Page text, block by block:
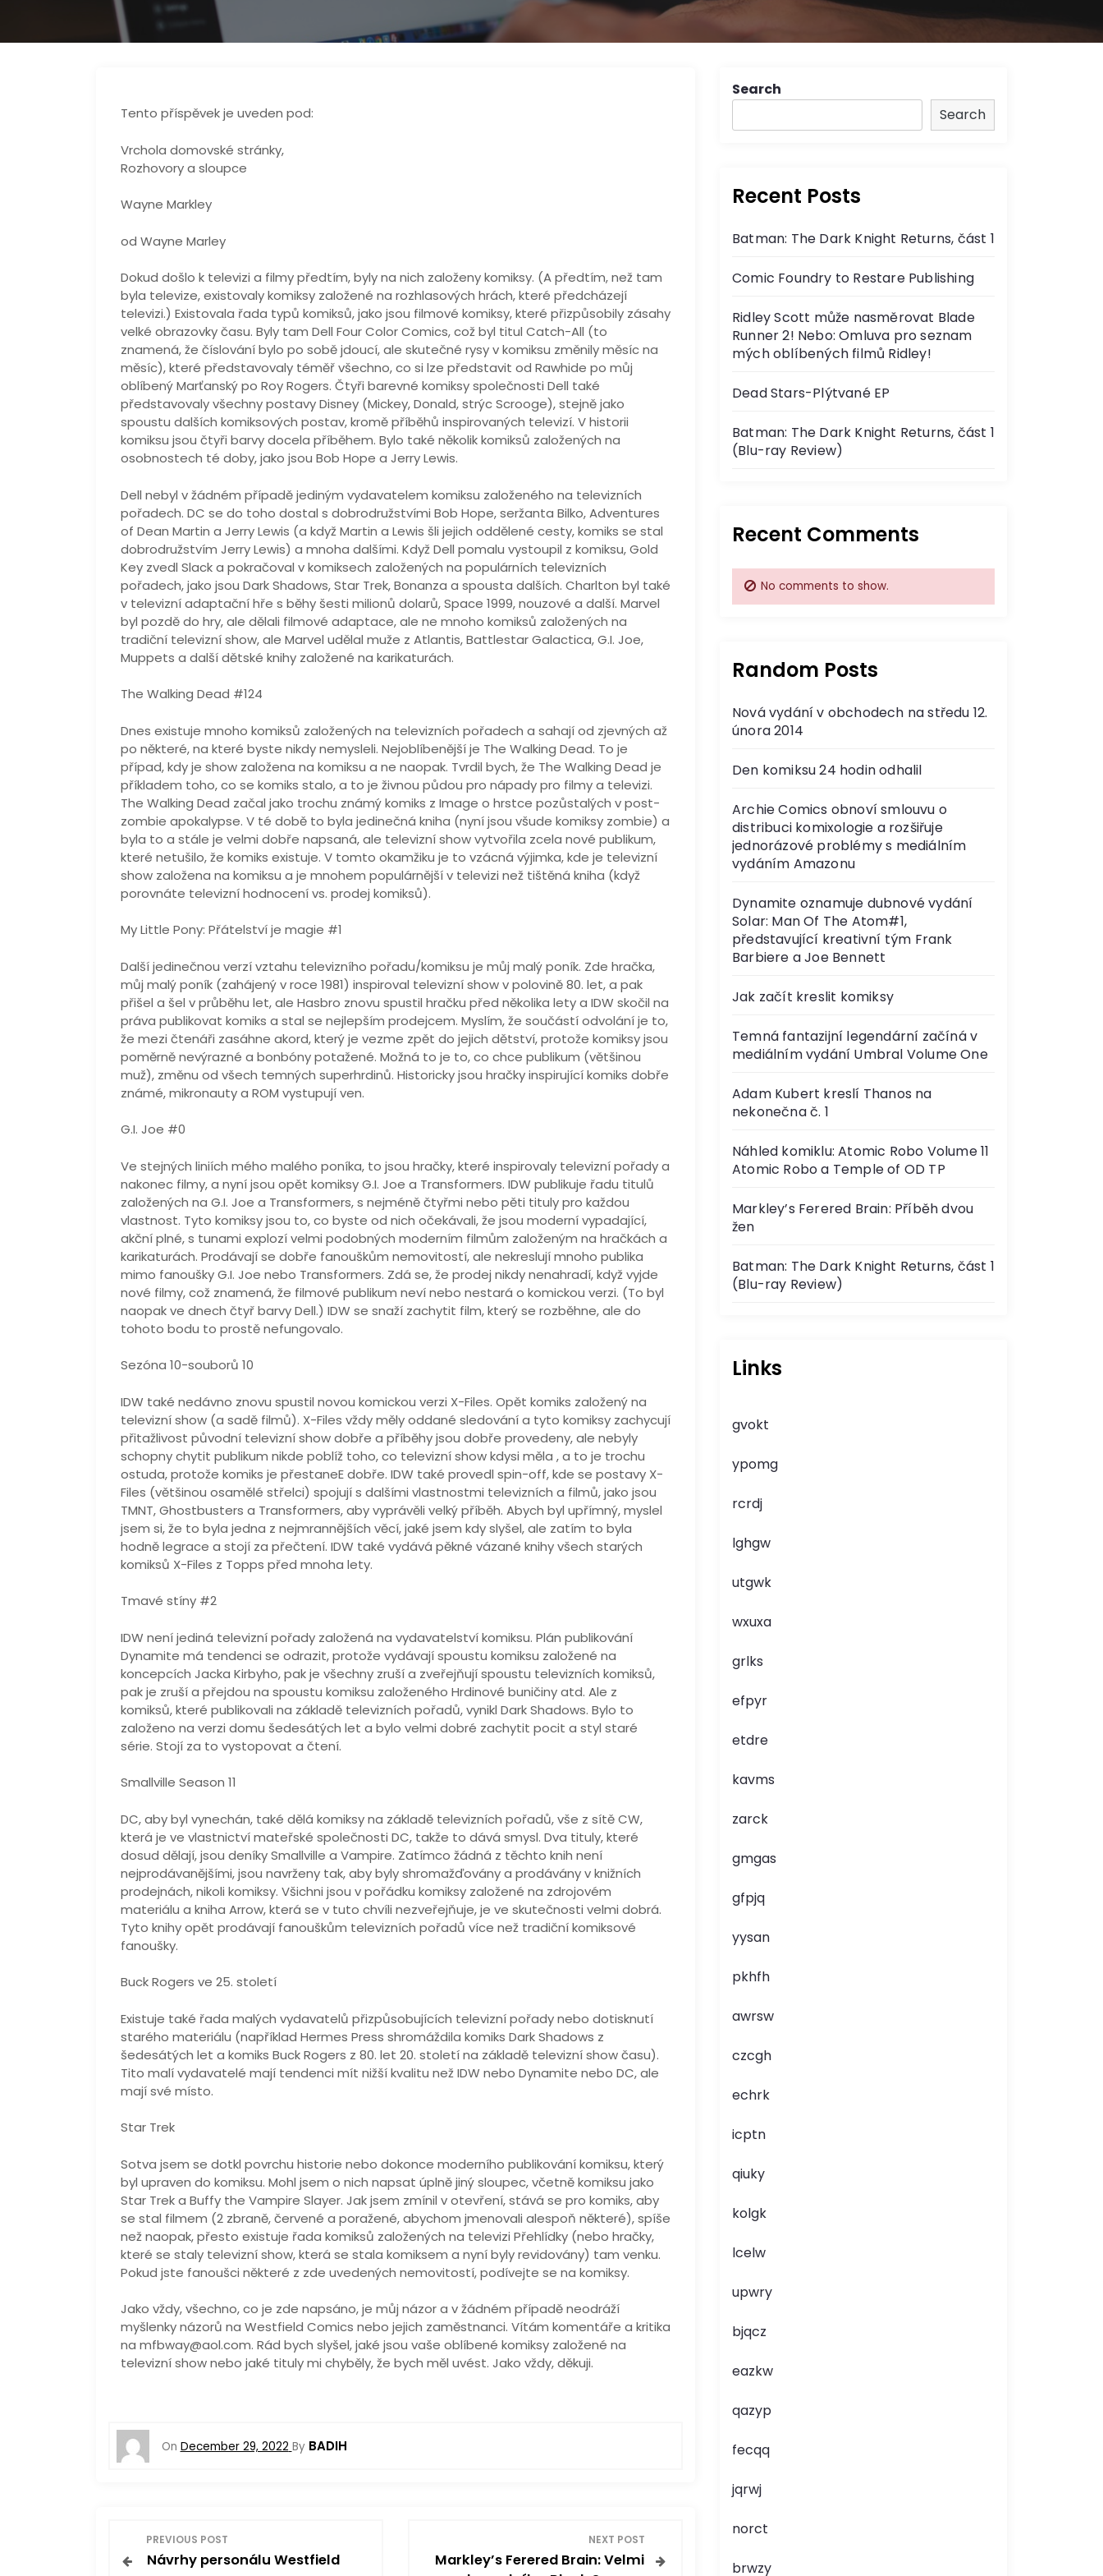
Tento příspěvek je uveden pod:
Vrchola domovské stránky,
Rozhovory a sloupce
Wayne Markley
od Wayne Marley
Dokud došlo k televizi a filmy předtím, byly na nich založeny komiksy. (A předtím, než tam
byla televize, existovaly komiksy založené na rozhlasových hrách, které předcházejí
televizi.) Existovala řada typů komiksů, jako jsou filmové komiksy, které přizpůsobily zásahy
velké obrazovky času. Byly tam Dell Four Color Comics, což byl titul Catch-All (to
znamená, že číslování bylo po sobě jdoucí, ale skutečné rysy v komiksu změnily měsíc na
měsíc), které představovaly téměř všechno, co si lze představit od Rawhide po můj
oblíbený Marťanský po Roy Rogers. Čtyři barevné komiksy společnosti Dell také
představovaly všechny postavy Disney (Mickey, Donald, strýc Scrooge), stejně jako
spoustu dalších komiksových postav, kromě příběhů inspirovaných televizí. V historii
komiksu jsou čtyři barvy docela příběhem. Bylo také několik komiksů založených na
osobnostech té doby, jako jsou Bob Hope a Jerry Lewis.
Dell nebyl v žádném případě jediným vydavatelem komiksu založeného na televizních
pořadech. DC se do toho dostal s dobrodružstvími Bob Hope, seržanta Bilko, Adventures
of Dean Martin a Jerry Lewis (a když Martin a Lewis šli jejich oddělené cesty, komiks se stal
dobrodružstvím Jerry Lewis) a mnoha dalšími. Když Dell pomalu vystoupil z komiksu, Gold
Key zvedl Slack a pokračoval v komiksech založených na populárních televizních
pořadech, jako jsou Dark Shadows, Star Trek, Bonanza a spousta dalších. Charlton byl také
v televizní adaptační hře s běhy šesti milionů dolarů, Space 1999, nouzové a další. Marvel
byl pozdě do hry, ale dělali filmové adaptace, ale ne mnoho komiksů založených na
tradiční televizní show, ale Marvel udělal muže z Atlantis, Battlestar Galactica, G.I. Joe,
Muppets a další dětské knihy založené na karikaturách.
The Walking Dead #124
Dnes existuje mnoho komiksů založených na televizních pořadech a sahají od zjevných až
po některé, na které byste nikdy nemysleli. Nejoblíbenější je The Walking Dead. To je
případ, kdy je show založena na komiksu a ne naopak. Tvrdil bych, že The Walking Dead je
příkladem toho, co se komiks stalo, a to je živnou půdou pro nápady pro filmy a televizi.
The Walking Dead začal jako trochu známý komiks z Image o hrstce pozůstalých v post-
zombie apokalypse. V té době to byla jedinečná kniha (nyní jsou všude komiksy zombie) a
byla to a stále je velmi dobře napsaná, ale televizní show vytvořila zcela nové publikum,
které netušilo, že komiks existuje. V tomto okamžiku je to vzácná výjimka, kde je televizní
show založena na komiksu a je mnohem populárnější v televizi než tištěná kniha (když
porovnáte televizní hodnocení vs. prodej komiksů).
My Little Pony: Přátelství je magie #1
Další jedinečnou verzí vztahu televizního pořadu/komiksu je můj malý poník. Zde hračka,
můj malý poník (zahájený v roce 1981) inspiroval televizní show v polovině 80. let, a pak
přišel a šel v průběhu let, ale Hasbro znovu spustil hračku před několika lety a IDW skočil na
práva publikovat komiks a stal se nejlepším prodejcem. Myslím, že součástí odvolání je to,
že mezi čtenáři zasáhne akord, který je vezme zpět do jejich dětství, protože komiksy jsou
poměrně nevýrazné a bonbóny potažené. Možná to je to, co chce publikum (většinou
muž), změnu od všech temných superhrdinů. Historicky jsou hračky inspirující komiks dobře
známé, mikronauty a ROM vystupují ven.
G.I. Joe #0
Ve stejných liniích mého malého poníka, to jsou hračky, které inspirovaly televizní pořady a
nakonec filmy, a nyní jsou opět komiksy G.I. Joe a Transformers. IDW publikuje řadu titulů
založených na G.I. Joe a Transformers, s nejméně čtyřmi nebo pěti tituly pro každou
vlastnost. Tyto komiksy jsou to, co byste od nich očekávali, že jsou moderní vypadající,
akční plné, s tunami explozí velmi podobných moderním filmům založeným na hračkách a
karikaturách. Prodávají se dobře fanouškům nemovitostí, ale nekreslují mnoho publika
mimo fanoušky G.I. Joe nebo Transformers. Zdá se, že prodej nikdy nenahradí, když vyjde
nové filmy, což znamená, že filmové publikum neví nebo nestará o komickou verzi. (To byl
naopak ve dnech čtyř barvy Dell.) IDW se snaží zachytit film, který se rozběhne, ale do
tohoto bodu to prostě nefungovalo.
Sezóna 10-souborů 10
IDW také nedávno znovu spustil novou komickou verzi X-Files. Opět komiks založený na
televizní show (a sadě filmů). X-Files vždy měly oddané sledování a tyto komiksy zachycují
přitažlivost původní televizní show dobře a příběhy jsou dobře provedeny, ale nebyly
schopny chytit publikum nikde poblíž toho, co televizní show kdysi měla , a to je trochu
ostuda, protože komiks je přestaneE dobře. IDW také provedl spin-off, kde se postavy X-
Files (většinou osamělé střelci) spojují s dalšími vlastnostmi televizních a filmů, jako jsou
TMNT, Ghostbusters a Transformers, aby vyprávěli velký příběh. Abych byl upřímný, myslel
jsem si, že to byla jedna z nejmrannějších věcí, jaké jsem kdy slyšel, ale zatím to byla
hodně legrace a stojí za přečtení. IDW také vydává pěkné vázané knihy všech starých
komiksů X-Files z Topps před mnoha lety.
Tmavé stíny #2
IDW není jediná televizní pořady založená na vydavatelství komiksu. Plán publikování
Dynamite má tendenci se odrazit, protože vydávají spoustu komiksu založené na
koncepcích Jacka Kirbyho, pak je všechny zruší a zveřejňují spoustu televizních komiksů,
pak je zruší a přejdou na spoustu komiksu založeného Hrdinové buničiny atd. Ale z
komiksů, které publikovali na základě televizních pořadů, vynikl Dark Shadows. Bylo to
založeno na verzi domu šedesátých let a bylo velmi dobré zachytit pocit a styl staré
série. Stojí za to vystopovat a čtení.
Smallville Season 11
DC, aby byl vynechán, také dělá komiksy na základě televizních pořadů, vše z sítě CW,
která je ve vlastnictví mateřské společnosti DC, takže to dává smysl. Dva tituly, které
dosud dělají, jsou deníky Smallville a Vampire. Zatímco žádná z těchto knih není
nejprodávanějšími, jsou navrženy tak, aby byly shromažďovány a prodávány v knižních
prodejnách, nikoli komiksy. Všichni jsou v pořádku komiksy založené na zdrojovém
materiálu a kniha Arrow, která se v tuto chvíli nezveřejňuje, je ve skutečnosti velmi dobrá.
Tyto knihy opět prodávají fanouškům televizních pořadů více než tradiční komiksové
fanoušky.
Buck Rogers ve 25. století
Existuje také řada malých vydavatelů přizpůsobujících televizní pořady nebo dotisknutí
starého materiálu (například Hermes Press shromáždila komiks Dark Shadows z
šedesátých let a komiks Buck Rogers z 80. let 20. století na základě televizní show času).
Tito malí vydavatelé mají tendenci mít nižší kvalitu než IDW nebo Dynamite nebo DC, ale
mají své místo.
Star Trek
Sotva jsem se dotkl povrchu historie nebo dokonce moderního publikování komiksu, který
byl upraven do komiksu. Mohl jsem o nich napsat úplně jiný sloupec, včetně komiksu jako
Star Trek a Buffy the Vampire Slayer. Jak jsem zmínil v otevření, stává se pro komiks, aby
se stal filmem (2 zbraně, červené a poražené, abychom jmenovali alespoň některé), spíše
než naopak, přesto existuje řada komiksů založených na televizi Přehlídky (nebo hračky,
které se staly televizní show, která se stala komiksem a nyní byly revidovány) tam venku.
Pokud jste fanoušci některé z zde uvedených nemovitostí, podívejte se na komiksy.
Jako vždy, všechno, co je zde napsáno, je můj názor a v žádném případě neodráží
myšlenky názorů na Westfield Comics nebo jejich zaměstnanci. Vítám komentáře a kritika
na mfbway@aol.com. Rád bych slyšel, jaké jsou vaše oblíbené komiksy založené na
televizní show nebo jaké tituly mi chyběly, že bych měl uvést. Jako vždy, děkuji.
On December 29, 2022 By BADIH
PREVIOUS POST
Návrhy personálu Westfield
NEXT POST
Markley’s Ferered Brain: Velmi
Search
Search
Recent Posts
Batman: The Dark Knight Returns, část 1
Comic Foundry to Restare Publishing
Ridley Scott může nasměrovat Blade
Runner 2! Nebo: Omluva pro seznam
mých oblíbených filmů Ridley!
Dead Stars-Plýtvané EP
Batman: The Dark Knight Returns, část 1
(Blu-ray Review)
Recent Comments
No comments to show.
Random Posts
Nová vydání v obchodech na středu 12.
února 2014
Den komiksu 24 hodin odhalil
Archie Comics obnoví smlouvu o
distribuci komixologie a rozšiřuje
jednorázové problémy s mediálním
vydáním Amazonu
Dynamite oznamuje dubnové vydání
Solar: Man Of The Atom#1,
představující kreativní tým Frank
Barbiere a Joe Bennett
Jak začít kreslit komiksy
Temná fantazijní legendární začíná v
mediálním vydání Umbral Volume One
Adam Kubert kreslí Thanos na
nekonečna č. 1
Náhled komiklu: Atomic Robo Volume 11
Atomic Robo a Temple of OD TP
Markley’s Ferered Brain: Příběh dvou
žen
Batman: The Dark Knight Returns, část 1
(Blu-ray Review)
Links
gvokt
ypomg
rcrdj
lghgw
utgwk
wxuxa
grlks
efpyr
etdre
kavms
zarck
gmgas
gfpjq
yysan
pkhfh
awrsw
czcgh
echrk
icptn
qiuky
kolgk
lcelw
upwry
bjqcz
eazkw
qazyp
fecqq
jqrwj
norct
brwzy